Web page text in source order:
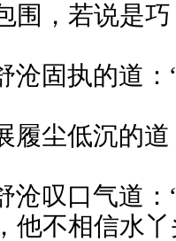
围，若说是
沧固执的道：
履尘低沉的道
沧叹口气道：
他不相信水